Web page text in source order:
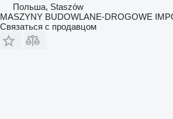
Польша, Staszów
MASZYNY BUDOWLANE-DROGOWE
Связаться с продавцом